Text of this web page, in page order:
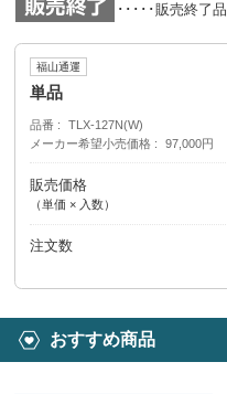
･････販売終了品
福山通運
単品
品番
TLX-127N(W)
メーカー希望小売価格
97,000円
販売価格
（単価 × 入数）
注文数
おすすめ商品